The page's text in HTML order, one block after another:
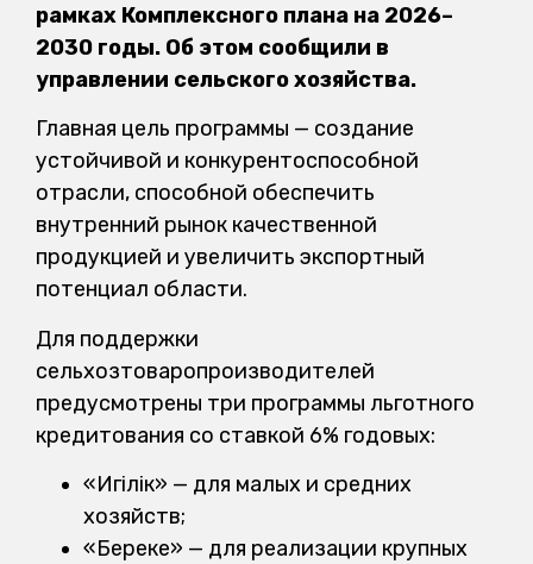
рамках Комплексного плана на 2026–
2030 годы. Об этом сообщили в
управлении сельского хозяйства.
Главная цель программы — создание
устойчивой и конкурентоспособной
отрасли, способной обеспечить
внутренний рынок качественной
продукцией и увеличить экспортный
потенциал области.
Для поддержки
сельхозтоваропроизводителей
предусмотрены три программы льготного
кредитования со ставкой 6% годовых:
«Игілік» — для малых и средних
хозяйств;
«Береке» — для реализации крупных